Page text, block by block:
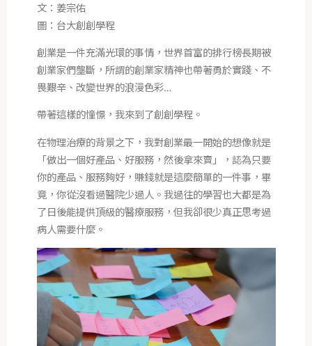
文：姜宗佑
圖：台大創創學程
創業是一件充滿光環的事情，世界首富的排行榜長期被
創業家們壟斷，所謂的創業家精神也帶著勇於實踐、不
畏艱辛、改變世界的浪漫色彩…
帶著這樣的憧憬，我來到了創創學程。
在物理治療的背景之下，我對創業最一開始的想像就是
「做出一個好產品、好服務，然後拿來賣」，認為只要
你的產品、服務夠好，賺錢就是這麼簡單的一件事，畢
竟，你從沒看過醫院少過人。我過往的學習也大都是為
了日後能提供頂級的醫療服務，但我卻很少真正思考過
病人需要什麼。